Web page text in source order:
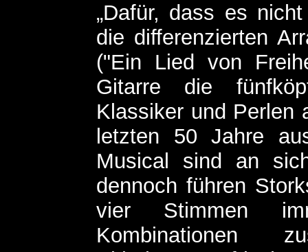
„Dafür, dass es
die differenzierten
("Ein Lied von
Gitarre die
Klassiker und Perlen
letzten 50 Jahre
Musical sind an
dennoch führen
vier Stimmen
Kombinationen